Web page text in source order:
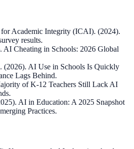
Academic Integrity (ICAI). (2024).
results.
Cheating in Schools: 2026 Global
AI Use in Schools Is Quickly
Lags Behind.
of K-12 Teachers Still Lack AI
AI in Education: A 2025 Snapshot
Practices.